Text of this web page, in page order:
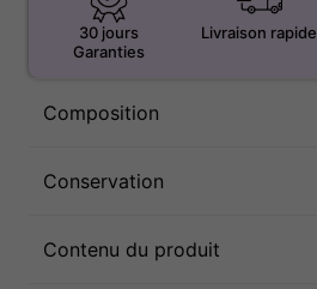
30 jours
Garanties
Livraison rapide
Composition
Conservation
Contenu du produit